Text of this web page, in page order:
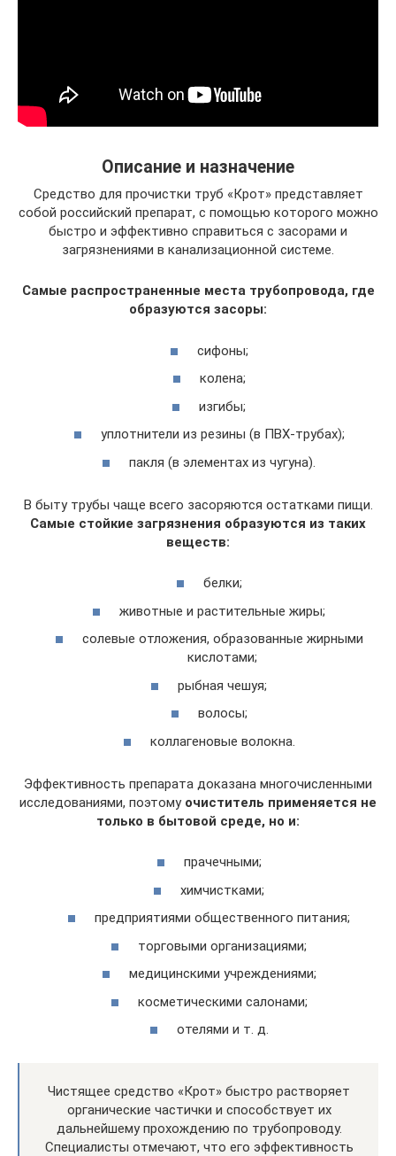
Описание и назначение
Средство для прочистки труб «Крот» представляет
собой российский препарат, с помощью которого можно
быстро и эффективно справиться с засорами и
загрязнениями в канализационной системе.
Самые распространенные места трубопровода, где
образуются засоры:
сифоны;
колена;
изгибы;
уплотнители из резины (в ПВХ-трубах);
пакля (в элементах из чугуна).
В быту трубы чаще всего засоряются остатками пищи.
Самые стойкие загрязнения образуются из таких
веществ:
белки;
животные и растительные жиры;
солевые отложения, образованные жирными
кислотами;
рыбная чешуя;
волосы;
коллагеновые волокна.
Эффективность препарата доказана многочисленными
исследованиями, поэтому очиститель применяется не
только в бытовой среде, но и:
прачечными;
химчистками;
предприятиями общественного питания;
торговыми организациями;
медицинскими учреждениями;
косметическими салонами;
отелями и т. д.
Чистящее средство «Крот» быстро растворяет
органические частички и способствует их
дальнейшему прохождению по трубопроводу.
Специалисты отмечают, что его эффективность